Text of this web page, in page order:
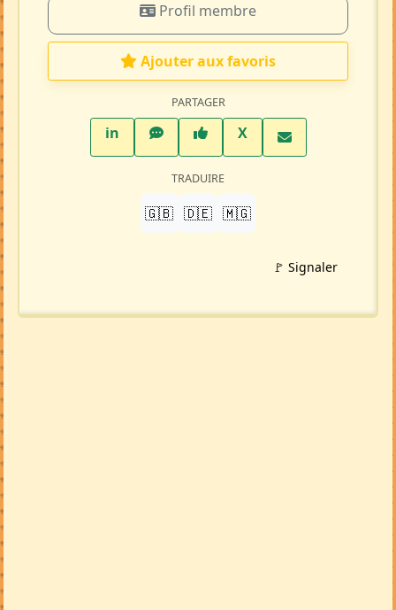
Profil membre
Ajouter aux favoris
PARTAGER
inLinkedInWhatsAppFacebook
XTwitter X
TRADUIRE
🇬🇧 🇩🇪 🇲🇬
🚩 Signaler